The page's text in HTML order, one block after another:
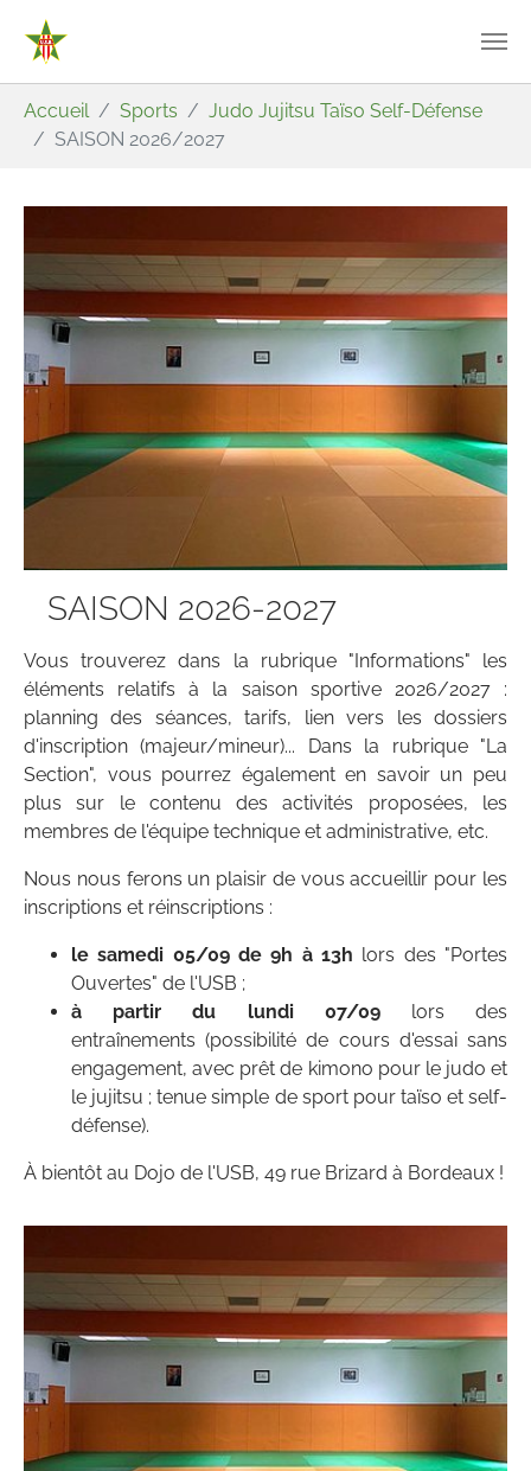
Accueil Sports
Judo Jujitsu Taïso Self-Défense
SAISON 2026/2027
SAISON 2026-2027
Vous trouverez dans la rubrique "Informations" les
éléments relatifs à la saison sportive 2026/2027 :
planning des séances, tarifs, lien vers les dossiers
d'inscription (majeur/mineur)... Dans la rubrique "La
Section", vous pourrez également en savoir un peu
plus sur le contenu des activités proposées, les
membres de l'équipe technique et administrative, etc.
Nous nous ferons un plaisir de vous accueillir pour les
inscriptions et réinscriptions :
le samedi 05/09 de 9h à 13h lors des "Portes
Ouvertes" de l'USB ;
à partir du lundi 07/09lors des
entraînements (possibilité de cours d'essai sans
engagement, avec prêt de kimono pour le judo et
le jujitsu ; tenue simple de sport pour taïso et self-
défense).
À bientôt au Dojo de l'USB, 49 rue Brizard à Bordeaux !